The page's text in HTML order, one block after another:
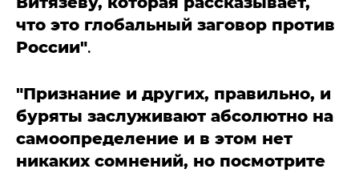
что это глобальный заговор против
России".
"Признание и других, правильно, и
буряты заслуживают абсолютно на
самоопределение и в этом нет
никаких сомнений, но посмотрите